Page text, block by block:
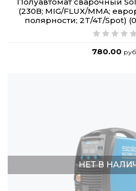
Полуавтомат сварочный
(230В; MIG/FLUX/MMA;
полярности; 2T/4T/Spot)
780.00
НЕТ В